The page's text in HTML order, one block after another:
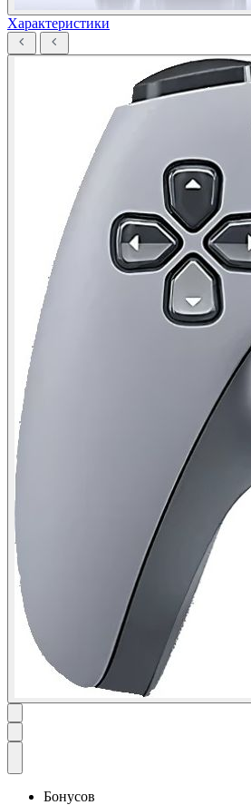
Характеристики
Бонусов